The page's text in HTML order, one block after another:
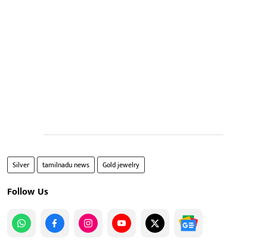
Silver tamilnadu news Gold jewelry
Follow Us